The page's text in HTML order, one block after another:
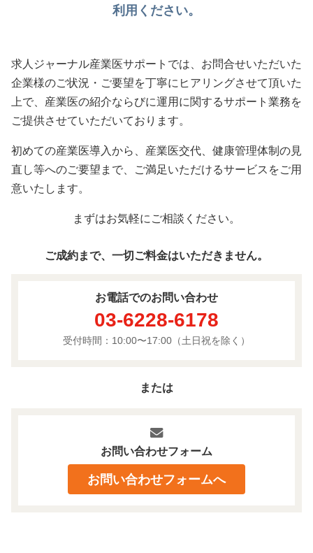
利用ください。
求人ジャーナル産業医サポートでは、お問合せいただいた
企業様のご状況・ご要望を丁寧にヒアリングさせて頂いた
上で、産業医の紹介ならびに運用に関するサポート業務を
ご提供させていただいております。
初めての産業医導入から、産業医交代、健康管理体制の見
直し等へのご要望まで、ご満足いただけるサービスをご用
意いたします。
まずはお気軽にご相談ください。
ご成約まで、一切ご料金はいただきません。
お電話でのお問い合わせ
03-6228-6178
受付時間：10:00〜17:00 （土日祝を除く）
または
お問い合わせフォーム
お問い合わせフォームへ